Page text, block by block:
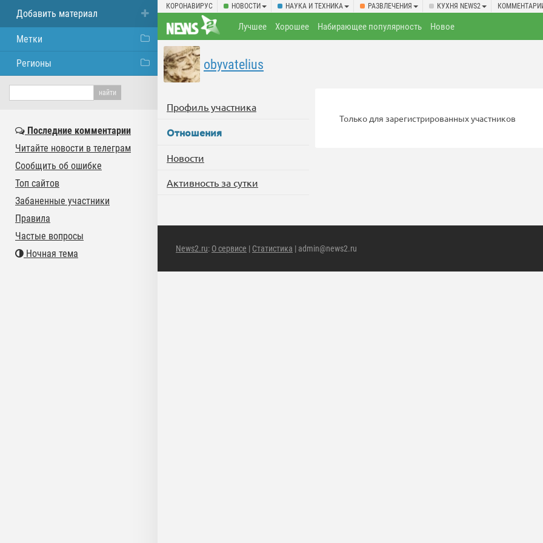
КОРОНАВИРУС НОВОСТИ НАУКА И ТЕХНИКА РАЗВЛЕЧЕНИЯ КУХНЯ NEWS2
Лучшее Хорошее Набирающее популярность Новое
obyvatelius
Профиль участника
Отношения
Новости
Активность за сутки
Только для зарегистрированных участников
News2.ru: О сервисе | Статистика | admin@news2.ru
Добавить материал
Метки
Регионы
Последние комментарии
Читайте новости в телеграм
Сообщить об ошибке
Топ сайтов
Забаненные участники
Правила
Частые вопросы
Ночная тема